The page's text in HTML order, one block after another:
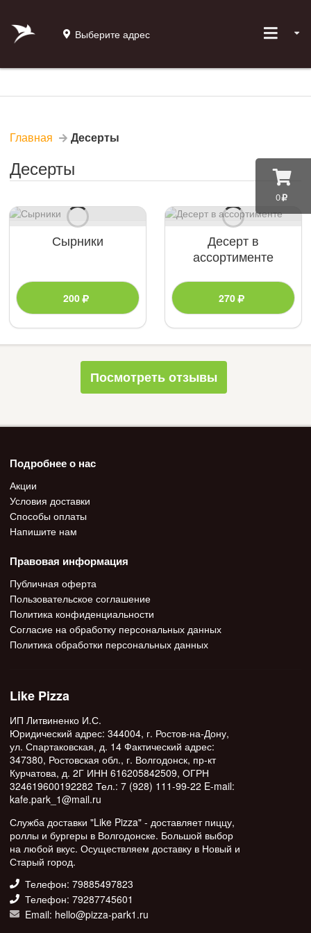
0
Выберите адрес
Главная Десерты
Десерты
Сырники
200
Десерт в
ассортименте
270
Посмотреть отзывы
Подробнее о нас
Акции
Условия доставки
Способы оплаты
Напишите нам
Правовая информация
Публичная оферта
Пользовательское соглашение
Политика конфиденциальности
Согласие на обработку персональных данных
Политика обработки персональных данных
Like Pizza
ИП Литвиненко И.С.
Юридический адрес: 344004, г. Ростов-на-Дону,
ул. Спартаковская, д. 14 Фактический адрес:
347380, Ростовская обл., г. Волгодонск, пр-кт
Курчатова, д. 2Г ИНН 616205842509, ОГРН
324619600192282 Тел.: 7 (928) 111-99-22 E-mail:
kafe.park_1@mail.ru
Служба доставки "Like Pizza" - доставляет пиццу,
роллы и бургеры в Волгодонске. Большой выбор
на любой вкус. Осуществляем доставку в Новый и
Старый город.
Телефон: 79885497823
Телефон: 79287745601
Email: hello@pizza-park1.ru